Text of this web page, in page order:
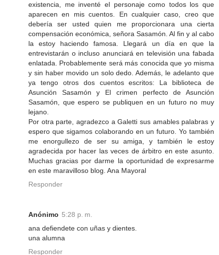
existencia, me inventé el personaje como todos los que
aparecen en mis cuentos. En cualquier caso, creo que
debería ser usted quien me proporcionara una cierta
compensación económica, señora Sasamón. Al fin y al cabo
la estoy haciendo famosa. Llegará un día en que la
entrevistarán o incluso anunciará en televisión una fabada
enlatada. Probablemente será más conocida que yo misma
y sin haber movido un solo dedo. Además, le adelanto que
ya tengo otros dos cuentos escritos: La biblioteca de
Asunción Sasamón y El crimen perfecto de Asunción
Sasamón, que espero se publiquen en un futuro no muy
lejano.
Por otra parte, agradezco a Galetti sus amables palabras y
espero que sigamos colaborando en un futuro. Yo también
me enorgullezo de ser su amiga, y también le estoy
agradecida por hacer las veces de árbitro en este asunto.
Muchas gracias por darme la oportunidad de expresarme
en este maravilloso blog. Ana Mayoral
Responder
Anónimo 5:28 p. m.
ana defiendete con uñas y dientes.
una alumna
Responder